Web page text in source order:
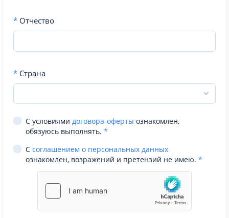
* Отчество
* Страна
С условиями договора-оферты ознакомлен,
обязуюсь выполнять. *
С соглашением о персональных данных
ознакомлен, возражений и претензий не имею. *